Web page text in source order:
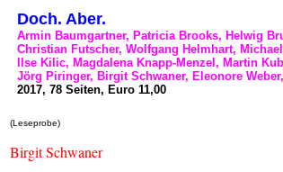
Doch. Aber.
Armin Baumgartner, Patricia Brooks, Helwig
Christian Futscher, Wolfgang Helmhart,
Ilse Kilic, Magdalena Knapp-Menzel, Martin
Jörg Piringer, Birgit Schwaner, Eleonore
2017, 78 Seiten, Euro 11,00
(Leseprobe)
Birgit Schwaner